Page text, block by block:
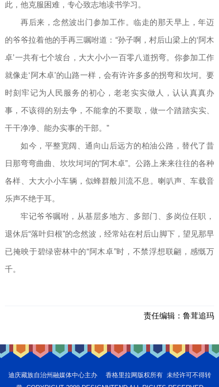
此，他克服困难，专心致志地读书学习。
再后来，念然波出门参加工作。临走的那天早上，年迈
的爷爷拉着他的手再三嘱咐道：“孙子啊，村后山梁上的‘阿木
卓’一共有七个坡台，大大小小一百零八道拐弯。你参加工作
就像走‘阿木卓’的山路一样，会有许许多多的拐弯和坎坷。要
时刻牢记为人民服务的初心，老老实实做人，认认真真办
事，不该得的别去争，不能拿的不要取，做一个踏踏实实、
干干净净、能办实事的干部。”
如今，平整宽阔、通向山后远方的柏油公路，替代了昔
日那弯弯曲曲、坎坎坷坷的“阿木卓”。公路上来来往往的各种
各样、大大小小车辆，似蜂群般川流不息。喇叭声、车载音
乐声不绝于耳。
牢记爷爷嘱咐，从基层多地方、多部门、多岗位任职，
退休后“落叶归根”的念然波，经常站在村后山脚下，望见那早
已掩映于碧绿密林中的“阿木卓”时，不禁浮想联翩，感慨万
千。
责任编辑： 鲁茸追玛
迪庆藏族自治州融媒体中心主办 香格里拉网版权所有 未经许可不得转